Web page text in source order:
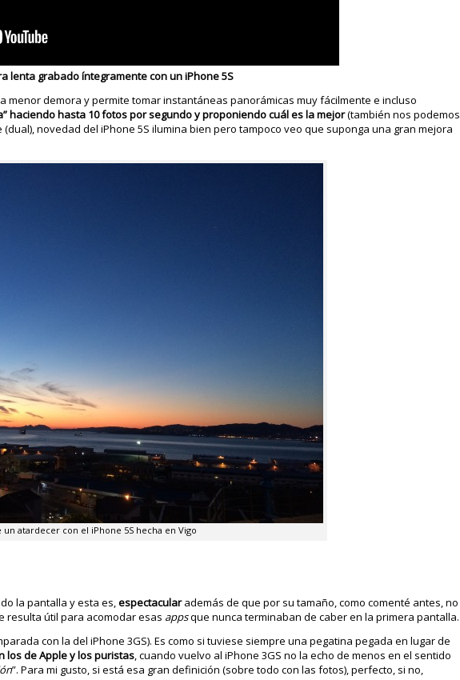
lenta grabado íntegramente con un iPhone 5S
menor demora y permite tomar instantáneas panorámicas muy fácilmente e incluso
haciendo hasta 10 fotos por segundo y proponiendo cuál es la mejor(también nos podemos
novedad del iPhone 5S ilumina bien pero tampoco veo que suponga una gran mejora
un atardecer con el iPhone 5S hecha en Vigo
la pantalla y esta es,espectacularademás de que por su tamaño, como comenté antes, no
resulta útil para acomodar esas appsque nunca terminaban de caber en la primera pantalla.
con la del iPhone 3GS). Es como si tuviese siempre una pegatina pegada en lugar de
los de Apple y los puristas, cuando vuelvo al iPhone 3GS no la echo de menos en el sentido
”. Para mi gusto, si está esa gran definición (sobre todo con las fotos), perfecto, si no,